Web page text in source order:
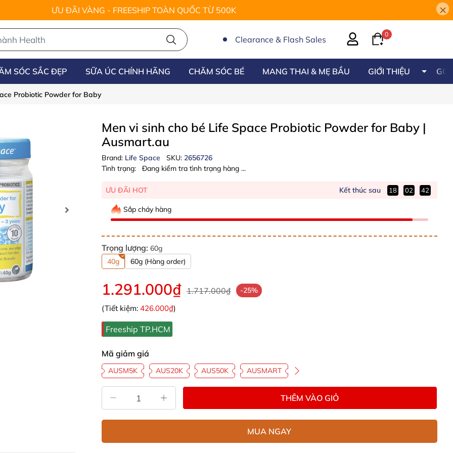
ƯU ĐÃI VÀNG - FREESHIP TOÀN QUỐC TỪ 500K ×
Clearance & Flash Sales
0
SÓC SẮC ĐẸP SỮA ÚC CHÍNH HÃNG CHĂM SÓC BÉ MANG THAI & MẸ BẦU GIỚI THIỆU
Probiotic Powder for Baby
Men vi sinh cho bé Life Space Probiotic Powder for Baby |
Ausmart.au
Brand: Life Space SKU: 2656726
Tình trạng:
Đang kiểm tra tình trạng hàng ...
ƯU ĐÃI HOT Kết thúc sau 18 02 40
Sắp cháy hàng
Trọng lượng: 60g
40g
60g (Hàng order)
1.291.000₫ 1.717.000₫ -25%
(Tiết kiệm: 426.000₫)
Freeship TP.HCM
Mã giảm giá
AUSM5K AUS20K AUS50K AUSMART
THÊM VÀO GIỎ
MUA NGAY